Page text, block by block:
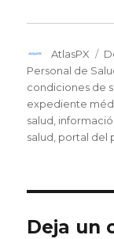
Autor
AtlasPX
el
Personal de
condiciones de
expediente
salud
salud portal del
Deja un